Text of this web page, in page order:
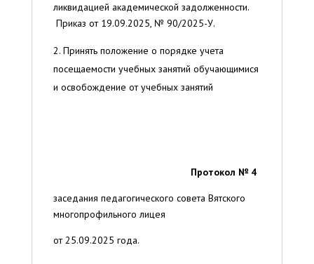
ликвидацией академической задолженности.
Приказ от 19.09.2025, № 90/2025-У.
Принять положение о порядке учета
посещаемости учебных занятий обучающимися
и освобождение от учебных занятий
Протокол № 4
заседания педагогического совета Вятского
многопрофильного лицея
от 25.09.2025 года.